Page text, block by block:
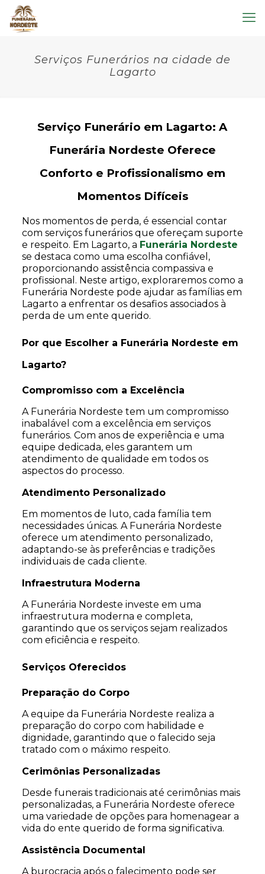
Serviços Funerários na cidade de
Lagarto
Serviço Funerário em Lagarto: A
Funerária Nordeste Oferece
Conforto e Profissionalismo em
Momentos Difíceis
Nos momentos de perda, é essencial contar
com serviços funerários que ofereçam suporte
e respeito. Em Lagarto, a Funerária Nordeste
se destaca como uma escolha confiável,
proporcionando assistência compassiva e
profissional. Neste artigo, exploraremos como a
Funerária Nordeste pode ajudar as famílias em
Lagarto a enfrentar os desafios associados à
perda de um ente querido.
Por que Escolher a Funerária Nordeste em
Lagarto?
Compromisso com a Excelência
A Funerária Nordeste tem um compromisso
inabalável com a excelência em serviços
funerários. Com anos de experiência e uma
equipe dedicada, eles garantem um
atendimento de qualidade em todos os
aspectos do processo.
Atendimento Personalizado
Em momentos de luto, cada família tem
necessidades únicas. A Funerária Nordeste
oferece um atendimento personalizado,
adaptando-se às preferências e tradições
individuais de cada cliente.
Infraestrutura Moderna
A Funerária Nordeste investe em uma
infraestrutura moderna e completa,
garantindo que os serviços sejam realizados
com eficiência e respeito.
Serviços Oferecidos
Preparação do Corpo
A equipe da Funerária Nordeste realiza a
preparação do corpo com habilidade e
dignidade, garantindo que o falecido seja
tratado com o máximo respeito.
Cerimônias Personalizadas
Desde funerais tradicionais até cerimônias mais
personalizadas, a Funerária Nordeste oferece
uma variedade de opções para homenagear a
vida do ente querido de forma significativa.
Assistência Documental
A burocracia após o falecimento pode ser